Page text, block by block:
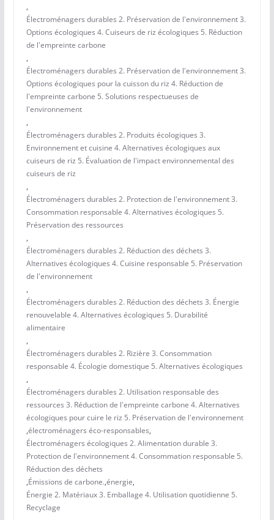
,
Électroménagers durables 2. Préservation de l'environnement 3.
Options écologiques 4. Cuiseurs de riz écologiques 5. Réduction
de l'empreinte carbone
,
Électroménagers durables 2. Préservation de l'environnement 3.
Options écologiques pour la cuisson du riz 4. Réduction de
l'empreinte carbone 5. Solutions respectueuses de
l'environnement
,
Électroménagers durables 2. Produits écologiques 3.
Environnement et cuisine 4. Alternatives écologiques aux
cuiseurs de riz 5. Évaluation de l'impact environnemental des
cuiseurs de riz
,
Électroménagers durables 2. Protection de l'environnement 3.
Consommation responsable 4. Alternatives écologiques 5.
Préservation des ressources
,
Électroménagers durables 2. Réduction des déchets 3.
Alternatives écologiques 4. Cuisine responsable 5. Préservation
de l'environnement
,
Électroménagers durables 2. Réduction des déchets 3. Énergie
renouvelable 4. Alternatives écologiques 5. Durabilité
alimentaire
,
Électroménagers durables 2. Rizière 3. Consommation
responsable 4. Écologie domestique 5. Alternatives écologiques
,
Électroménagers durables 2. Utilisation responsable des
ressources 3. Réduction de l'empreinte carbone 4. Alternatives
écologiques pour cuire le riz 5. Préservation de l'environnement
,électroménagers éco-responsables,
Électroménagers écologiques 2. Alimentation durable 3.
Protection de l'environnement 4. Consommation responsable 5.
Réduction des déchets
,Émissions de carbone.,énergie,
Énergie 2. Matériaux 3. Emballage 4. Utilisation quotidienne 5.
Recyclage